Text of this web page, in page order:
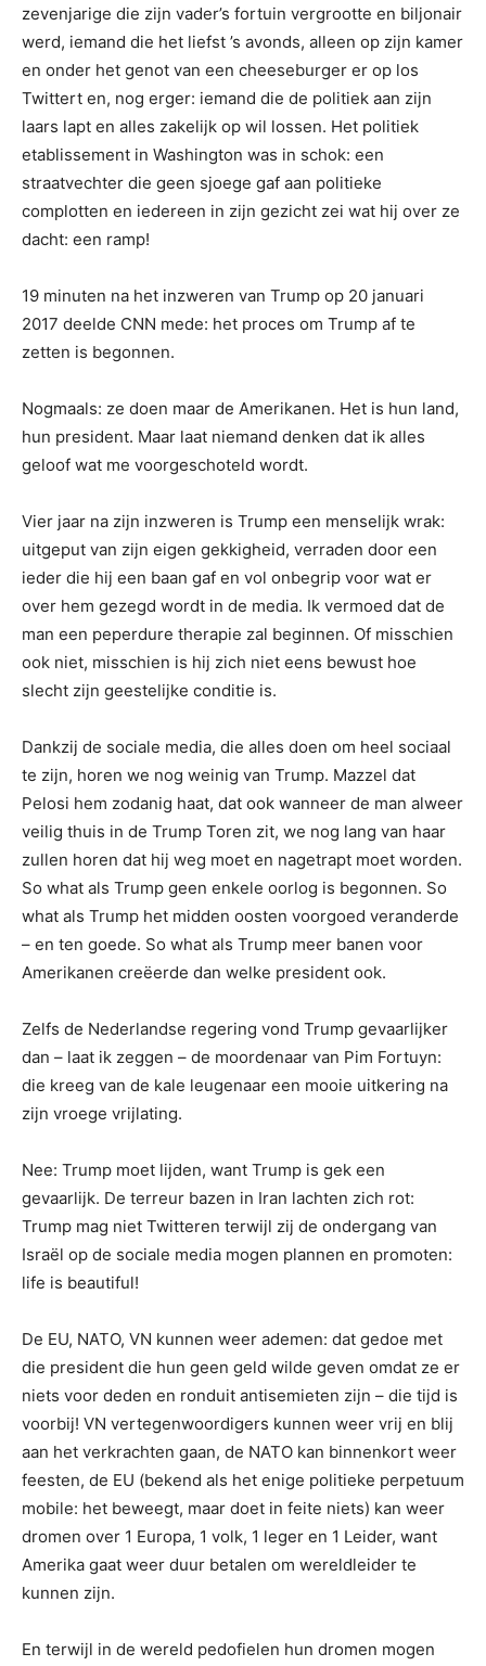
zevenjarige die zijn vader’s fortuin vergrootte en biljonair
werd, iemand die het liefst ’s avonds, alleen op zijn kamer
en onder het genot van een cheeseburger er op los
Twittert en, nog erger: iemand die de politiek aan zijn
laars lapt en alles zakelijk op wil lossen. Het politiek
etablissement in Washington was in schok: een
straatvechter die geen sjoege gaf aan politieke
complotten en iedereen in zijn gezicht zei wat hij over ze
dacht: een ramp!
19 minuten na het inzweren van Trump op 20 januari
2017 deelde CNN mede: het proces om Trump af te
zetten is begonnen.
Nogmaals: ze doen maar de Amerikanen. Het is hun land,
hun president. Maar laat niemand denken dat ik alles
geloof wat me voorgeschoteld wordt.
Vier jaar na zijn inzweren is Trump een menselijk wrak:
uitgeput van zijn eigen gekkigheid, verraden door een
ieder die hij een baan gaf en vol onbegrip voor wat er
over hem gezegd wordt in de media. Ik vermoed dat de
man een peperdure therapie zal beginnen. Of misschien
ook niet, misschien is hij zich niet eens bewust hoe
slecht zijn geestelijke conditie is.
Dankzij de sociale media, die alles doen om heel sociaal
te zijn, horen we nog weinig van Trump. Mazzel dat
Pelosi hem zodanig haat, dat ook wanneer de man alweer
veilig thuis in de Trump Toren zit, we nog lang van haar
zullen horen dat hij weg moet en nagetrapt moet worden.
So what als Trump geen enkele oorlog is begonnen. So
what als Trump het midden oosten voorgoed veranderde
– en ten goede. So what als Trump meer banen voor
Amerikanen creëerde dan welke president ook.
Zelfs de Nederlandse regering vond Trump gevaarlijker
dan – laat ik zeggen – de moordenaar van Pim Fortuyn:
die kreeg van de kale leugenaar een mooie uitkering na
zijn vroege vrijlating.
Nee: Trump moet lijden, want Trump is gek een
gevaarlijk. De terreur bazen in Iran lachten zich rot:
Trump mag niet Twitteren terwijl zij de ondergang van
Israël op de sociale media mogen plannen en promoten:
life is beautiful!
De EU, NATO, VN kunnen weer ademen: dat gedoe met
die president die hun geen geld wilde geven omdat ze er
niets voor deden en ronduit antisemieten zijn – die tijd is
voorbij! VN vertegenwoordigers kunnen weer vrij en blij
aan het verkrachten gaan, de NATO kan binnenkort weer
feesten, de EU (bekend als het enige politieke perpetuum
mobile: het beweegt, maar doet in feite niets) kan weer
dromen over 1 Europa, 1 volk, 1 leger en 1 Leider, want
Amerika gaat weer duur betalen om wereldleider te
kunnen zijn.
En terwijl in de wereld pedofielen hun dromen mogen